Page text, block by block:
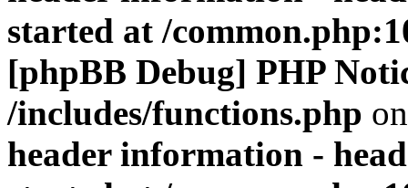
started at /
[phpBB Debug] PHP
/includes/functions.php
header information -